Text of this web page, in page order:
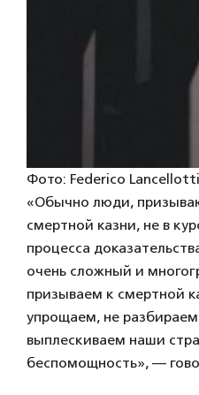
Фото: Federico Lancellotti
«Обычно люди,
смертной казни, не в
процесса
очень сложный и
призываем к смертной
упрощаем, не
выплескиваем наши
беспомощность», —